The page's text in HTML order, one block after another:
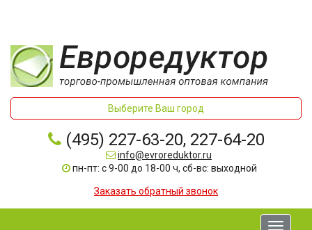
Выберите Ваш город
(495) 227-63-20, 227-64-20
info@evroreduktor.ru
пн-пт: с 9-00 до 18-00 ч, сб-вс: выходной
Заказать обратный звонок
Toggle